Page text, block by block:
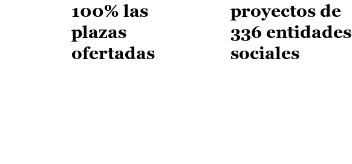
100% las
plazas
ofertadas
proyectos de
336 entidades
sociales